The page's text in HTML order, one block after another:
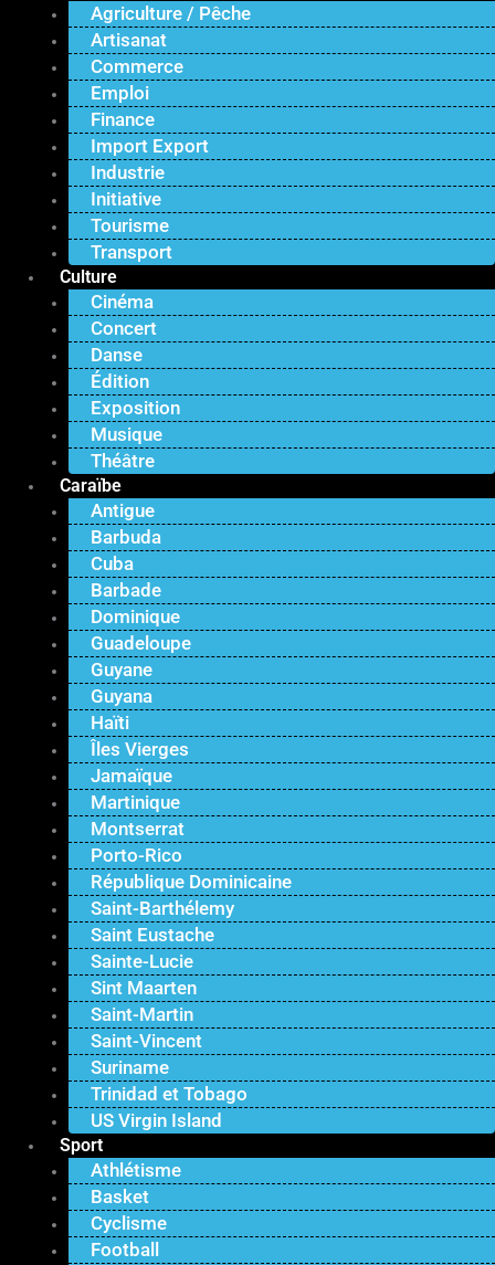
Agriculture / Pêche
Artisanat
Commerce
Emploi
Finance
Import Export
Industrie
Initiative
Tourisme
Transport
Culture
Cinéma
Concert
Danse
Édition
Exposition
Musique
Théâtre
Caraïbe
Antigue
Barbuda
Cuba
Barbade
Dominique
Guadeloupe
Guyane
Guyana
Haïti
Îles Vierges
Jamaïque
Martinique
Montserrat
Porto-Rico
République Dominicaine
Saint-Barthélemy
Saint Eustache
Sainte-Lucie
Sint Maarten
Saint-Martin
Saint-Vincent
Suriname
Trinidad et Tobago
US Virgin Island
Sport
Athlétisme
Basket
Cyclisme
Football